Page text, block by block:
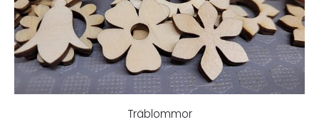
Träblommor